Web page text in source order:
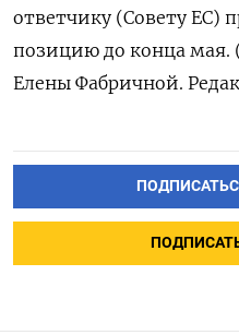
ответчику (Совету ЕС)
позицию ‌до конца мая.
Елены Фабричной.